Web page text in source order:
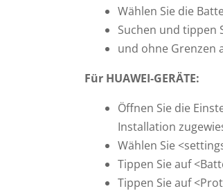
Wählen Sie die
Suchen und tippen
und ohne Grenzen
Für HUAWEI-GERÄTE:
Öffnen Sie die
Installation
Wählen Sie
Tippen Sie auf
Tippen Sie auf